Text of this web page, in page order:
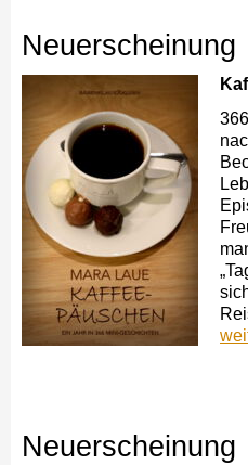
Neuerscheinung
Neuerscheinung